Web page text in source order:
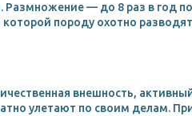
— до 8 раз в год
породу охотно
внешность,
улетают по своим делам.